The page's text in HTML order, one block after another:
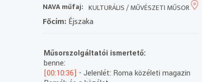
NAVA műfaj: KULTURÁLIS / MŰVÉSZETI MŰSOR
Főcím:Éjszaka
Műsorszolgáltatói ismertető:
benne:
[00:10:36] - Jelenlét: Roma közéleti magazin